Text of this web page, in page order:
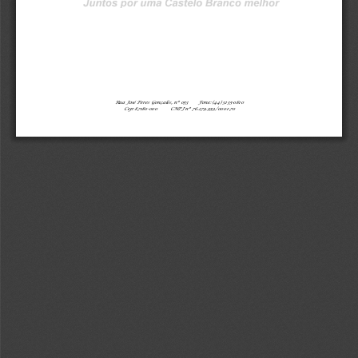
Rua José Peres Gonçales, nº 053       Fone: (44) 3135
0810
Cep: 87180
000         CNPJ nº 76.279.959/0001